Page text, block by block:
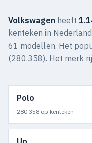
Volkswagen heeft
kenteken in
61 modellen. Het
(280.358). Het merk
Polo
280.358 op kenteken